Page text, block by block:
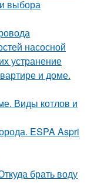
выбора
насосной
устранение
и доме.
Виды котлов и
ESPA Aspri
брать воду